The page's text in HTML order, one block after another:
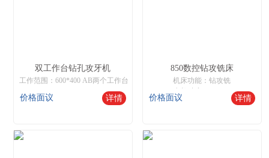
双工作台钻孔攻牙机
工作范围：600*400 AB两个工作台
主轴钻速：0~5000r/min
价格面议 详情
850数控钻攻铣床
机床功能：钻攻铣
电机功率：6.8KW
有效行程：600*500*400
价格面议 详情